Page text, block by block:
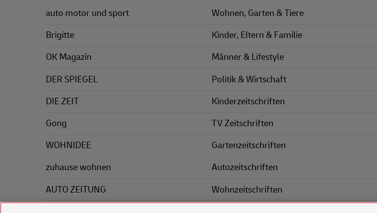
auto motor und sport
Brigitte
OK Magazin
DER SPIEGEL
DIE ZEIT
Gong
WOHNIDEE
zuhause wohnen
AUTO ZEITUNG
Wohnen, Garten & Tiere
Kinder, Eltern & Familie
Männer & Lifestyle
Politik & Wirtschaft
Kinderzeitschriften
TV Zeitschriften
Gartenzeitschriften
Autozeitschriften
Wohnzeitschriften